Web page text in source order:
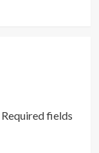
Required fields